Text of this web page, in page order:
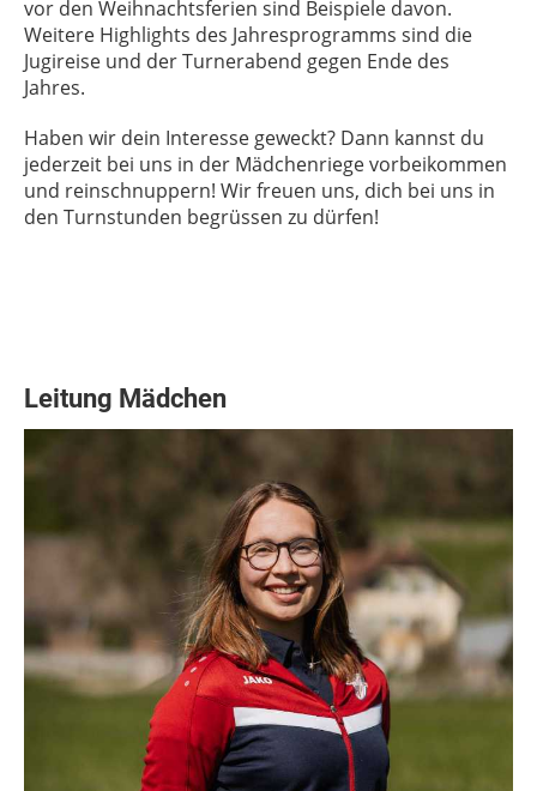
vor den Weihnachtsferien sind Beispiele davon.
Weitere Highlights des Jahresprogramms sind die
Jugireise und der Turnerabend gegen Ende des
Jahres.
Haben wir dein Interesse geweckt? Dann kannst du
jederzeit bei uns in der Mädchenriege vorbeikommen
und reinschnuppern! Wir freuen uns, dich bei uns in
den Turnstunden begrüssen zu dürfen!
Leitung Mädchen